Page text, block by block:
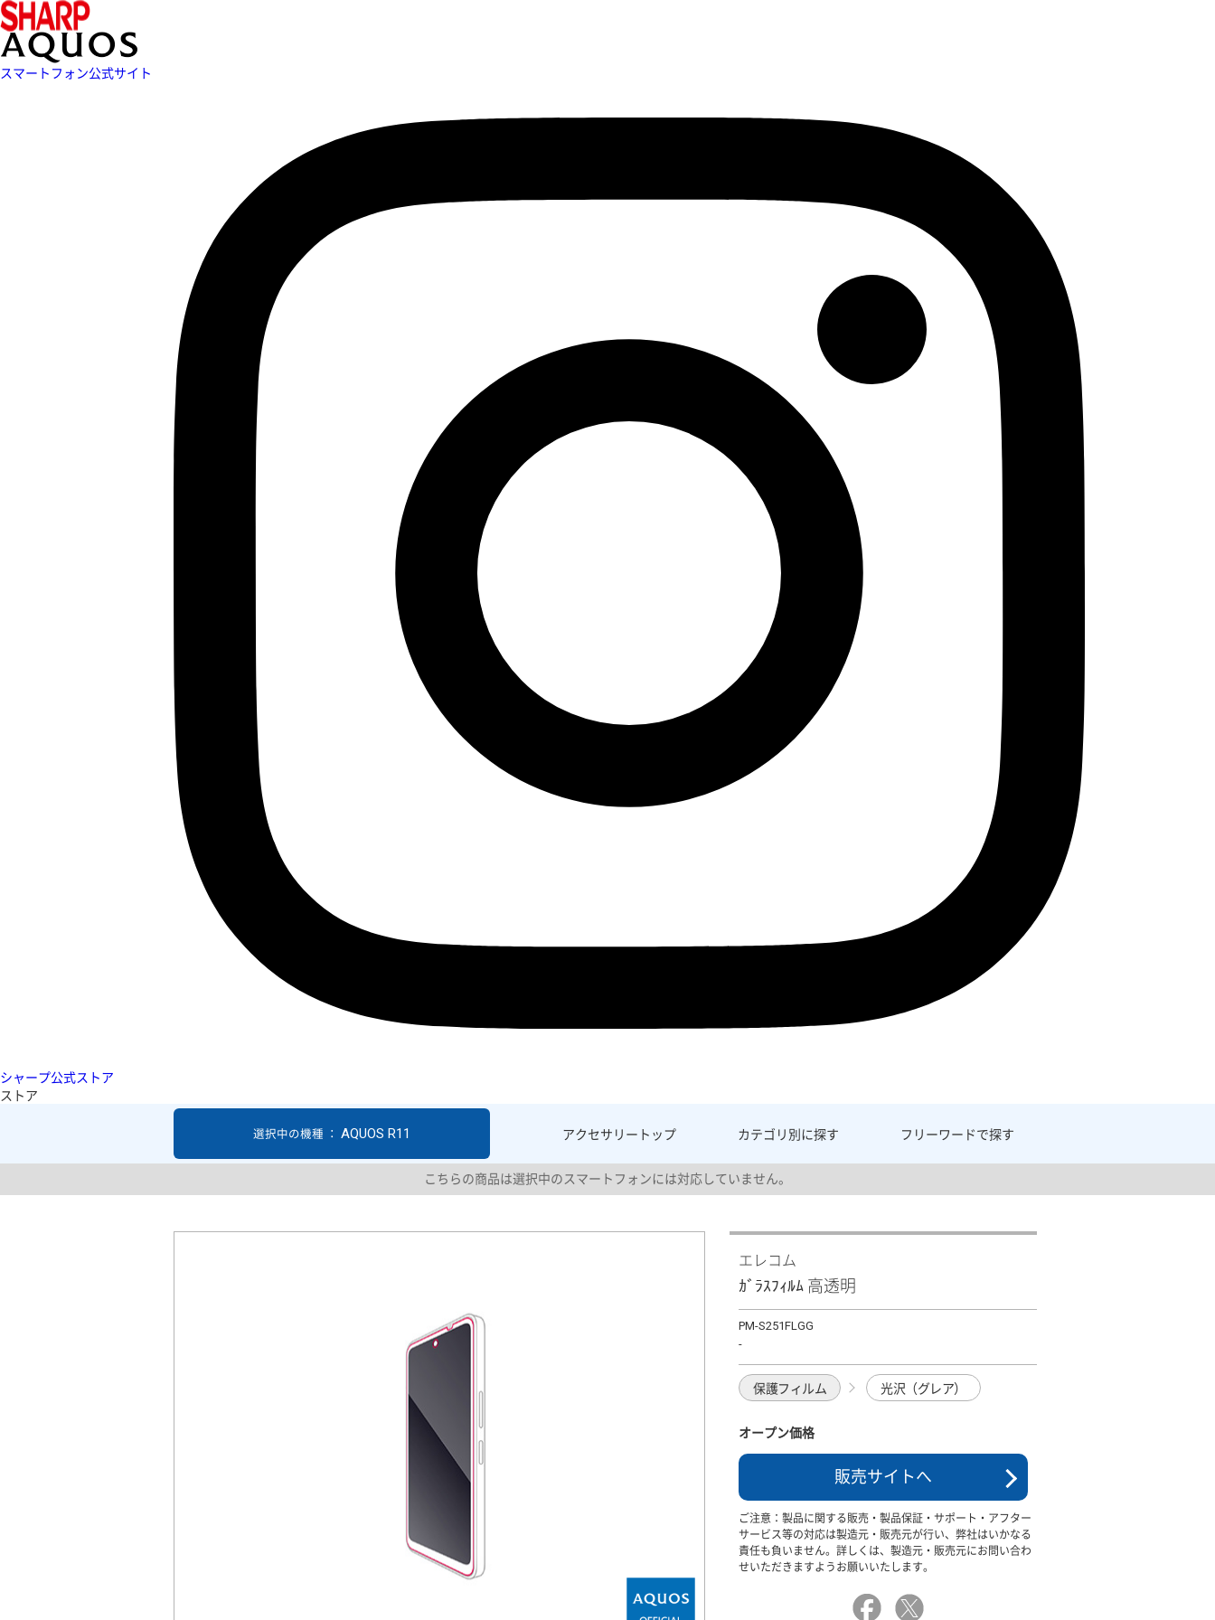
スマートフォン公式サイト
シャープ公式ストア
ストア
アクセサリー トップ カテゴリ別に探す フリーワードで探す
選択中の機種 ： AQUOS R11
こちらの商品は選択中のスマートフォンには対応していません。
エレコム
ｶﾞﾗｽﾌｨﾙﾑ 高透明
PM-S251FLGG
-
保護フィルム 光沢（グレア）
オープン価格
販売サイトへ
ご注意：製品に関する販売・製品保証・サポート・アフター
サービス等の対応は製造元・販売元が行い、弊社はいかなる
責任も負いません。詳しくは、製造元・販売元にお問い合わ
せいただきますようお願いいたします。